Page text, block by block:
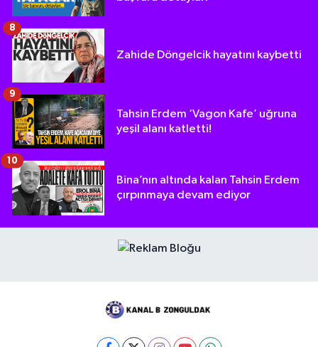
Zahide Döngelcik hayatını kaybetti
8
Tahsin Erdem ‘Vagon Kafe’ uğruna
yeşil alanı katletti!
9
Bina’nın altında kalan Tahsin Erdem
çırpınmaya devam ediyor
10